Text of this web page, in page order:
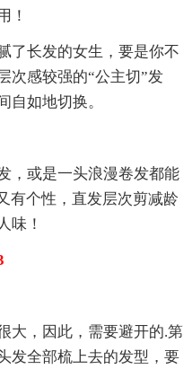
！
了长发的女生，要是你不
次感较强的“公主切”发
自如地切换。
，或是一头浪漫卷发都能
有个性，直发层次剪减龄
味！
大，因此，需要避开的.第
发全部梳上去的发型，要